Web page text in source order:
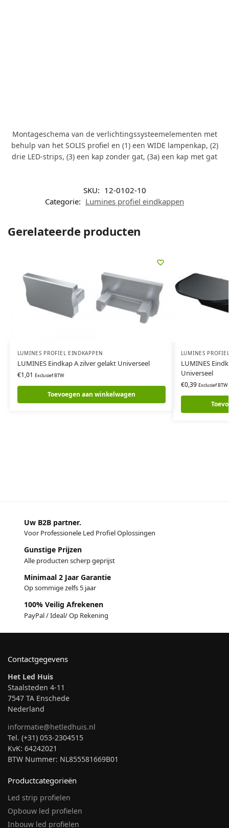
Montageschema van de verlichtingssysteemelementen met
behulp van het SOLIS profiel en (1) een WIDE lampenkap, (2)
drie LED-strips, (3) een kap zonder gat, (3a) een kap met gat
SKU: 12-0102-10
Categorie: Lumines profiel eindkappen
Gerelateerde producten
LUMINES PROFIEL EINDKAPPEN
LUMINES Eindkap A zilver gelakt Universeel
€1,01 Exclusief BTW
Toevoegen aan winkelwagen
LUMINES
LUMINES
Universeel
€0,39 Exclusief BTW
Uw B2B partner.
Voor Professionele Led Profiel Oplossingen
Gunstige Prijzen
Alle producten scherp geprijst
Minimaal 2 Jaar Garantie
Op sommige zelfs 5 jaar
100% Veilig Afrekenen
PayPal / Ideal/ Op Rekening
Contactgegevens
Het Led Huis
Staalsteden 4-11
7547 TA Enschede
Nederland
informatie@hetledhuis.nl
Tel. (+31) 053-2304515
KvK: 64242021
BTW Nummer: NL855581669B01
Productcategorieën
Led strip profielen
Opbouw led profielen
Inbouw led profielen